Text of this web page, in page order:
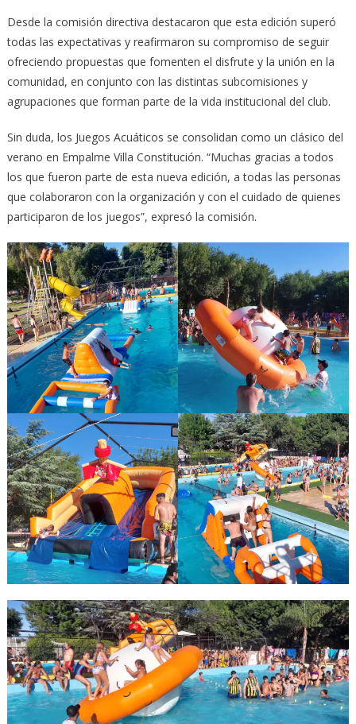
Desde la comisión directiva destacaron que esta edición superó
todas las expectativas y reafirmaron su compromiso de seguir
ofreciendo propuestas que fomenten el disfrute y la unión en la
comunidad, en conjunto con las distintas subcomisiones y
agrupaciones que forman parte de la vida institucional del club.
Sin duda, los Juegos Acuáticos se consolidan como un clásico del
verano en Empalme Villa Constitución. “Muchas gracias a todos
los que fueron parte de esta nueva edición, a todas las personas
que colaboraron con la organización y con el cuidado de quienes
participaron de los juegos”, expresó la comisión.